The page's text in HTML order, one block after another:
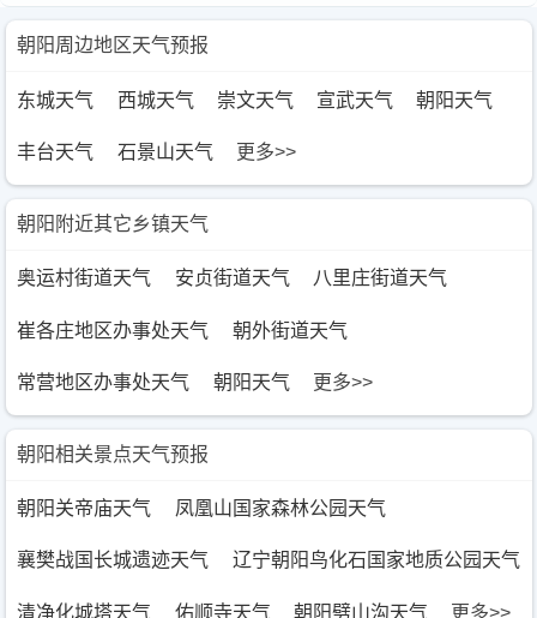
朝阳周边地区天气预报
东城天气 西城天气 崇文天气 宣武天气 朝阳天气
丰台天气 石景山天气 更多>>
朝阳附近其它乡镇天气
奥运村街道天气 安贞街道天气 八里庄街道天气
崔各庄地区办事处天气 朝外街道天气
常营地区办事处天气 朝阳天气 更多>>
朝阳相关景点天气预报
朝阳关帝庙天气 凤凰山国家森林公园天气
襄樊战国长城遗迹天气 辽宁朝阳鸟化石国家地质公园天气
清净化城塔天气 佑顺寺天气 朝阳劈山沟天气 更多>>